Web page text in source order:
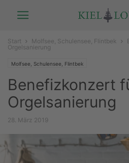
Start Molfsee, Schulensee, Flintbek
Orgelsanierung
Molfsee, Schulensee, Flintbek
Benefizkonzert
Orgelsanierung
28. März 2019